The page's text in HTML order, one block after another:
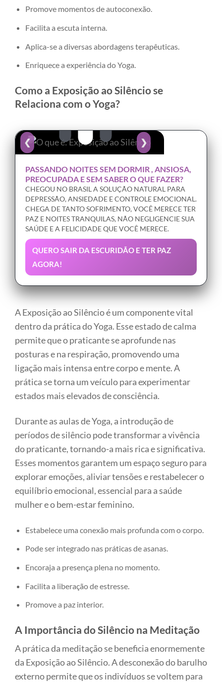
Promove momentos de autoconexão.
Facilita a escuta interna.
Aplica-se a diversas abordagens terapêuticas.
Enriquece a experiência do Yoga.
Como a Exposição ao Silêncio se
Relaciona com o Yoga?
❮ ❯
PASSANDO NOITES SEM DORMIR , ANSIOSA,
PREOCUPADA E SEM SABER O QUE FAZER?
CHEGOU NO BRASIL A SOLUÇÃO NATURAL PARA
DEPRESSÃO, ANSIEDADE E CONTROLE EMOCIONAL.
CHEGA DE TANTO SOFRIMENTO, VOCÊ MERECE TER
PAZ E NOITES TRANQUILAS, NÃO NEGLIGENCIE SUA
SAÚDE E A FELICIDADE QUE VOCÊ MERECE.
QUERO SAIR DA ESCURIDÃO E TER PAZ
AGORA!
A Exposição ao Silêncio é um componente vital
dentro da prática do Yoga. Esse estado de calma
permite que o praticante se aprofunde nas
posturas e na respiração, promovendo uma
ligação mais intensa entre corpo e mente. A
prática se torna um veículo para experimentar
estados mais elevados de consciência.
Durante as aulas de Yoga, a introdução de
períodos de silêncio pode transformar a vivência
do praticante, tornando-a mais rica e significativa.
Esses momentos garantem um espaço seguro para
explorar emoções, aliviar tensões e restabelecer o
equilíbrio emocional, essencial para a saúde
mulher e o bem-estar feminino.
Estabelece uma conexão mais profunda com o corpo.
Pode ser integrado nas práticas de asanas.
Encoraja a presença plena no momento.
Facilita a liberação de estresse.
Promove a paz interior.
A Importância do Silêncio na Meditação
A prática da meditação se beneficia enormemente
da Exposição ao Silêncio. A desconexão do barulho
externo permite que os indivíduos se voltem para